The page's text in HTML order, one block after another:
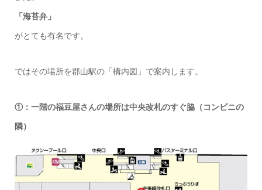
「海苔弁」
がとても有名です。
ではその場所を郡山駅の「構内図」で案内します。
①：一階の福豆屋さんの場所は中央改札のすぐ脇（コンビニの
隣）